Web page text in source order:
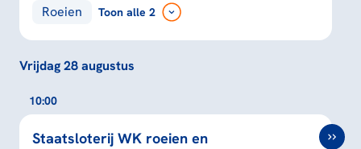
Roeien Toon alle 2
Vrijdag 28 augustus
10:00
Staatsloterij WK roeien en